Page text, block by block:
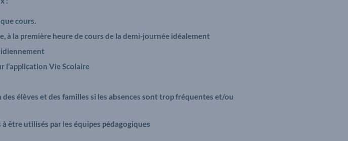
cours.
à la première heure de cours de la demi-journée idéalement
l’application Vie Scolaire
élèves et des familles si les absences sont trop fréquentes et/ou
être utilisés par les équipes pédagogiques